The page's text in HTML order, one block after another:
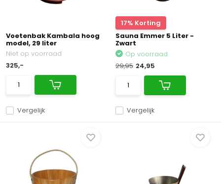
Voetenbak Kambala hoog
model, 29 liter
Vergelijk
Niet op voorraad
325,-
17% Korting
Sauna Emmer 5 Liter -
Zwart
Vergelijk
Op voorraad
29,95 24,95